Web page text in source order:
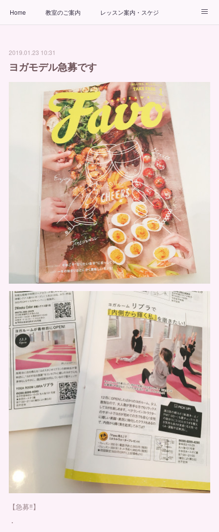
Home 教室のご案内 レッスン案内・スケジュール
出張ヨガ教室
2019.01.23 10:31
ヨガモデル急募です
【急募‼️】
・